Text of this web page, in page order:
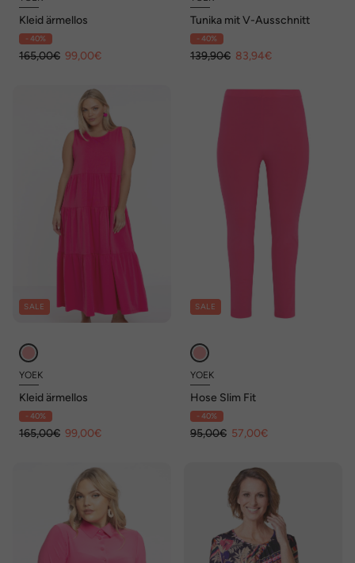
Kleid ärmellos
- 40%
165,00€ 99,00€
Tunika mit V-Ausschnitt
- 40%
139,90€ 83,94€
SALE
YOEK
Kleid ärmellos
- 40%
165,00€ 99,00€
SALE
YOEK
Hose Slim Fit
- 40%
95,00€ 57,00€